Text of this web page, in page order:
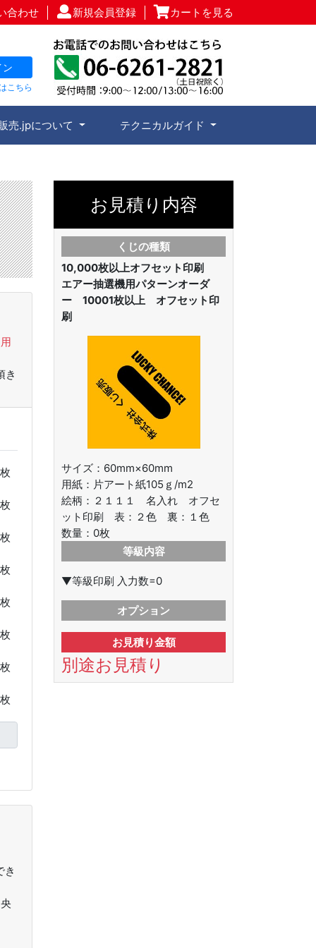
合わせ 新規会員登録 カートを見る
ン
こちら
売.jpについて テクニカルガイド
き
枚
枚
枚
枚
枚
枚
枚
枚
き
お見積り内容
くじの種類
10,000枚以上オフセット印刷
エアー抽選機用パターンオーダ
ー 10001枚以上 オフセット印
刷
サイズ：60mm×60mm
用紙：片アート紙105ｇ/m2
絵柄： ２１１１ 名入れ オフセ
ット印刷 表：２色 裏：１色
数量： 0枚
等級内容
▼等級印刷 入力数=0
オプション
お見積り金額
別途お見積り